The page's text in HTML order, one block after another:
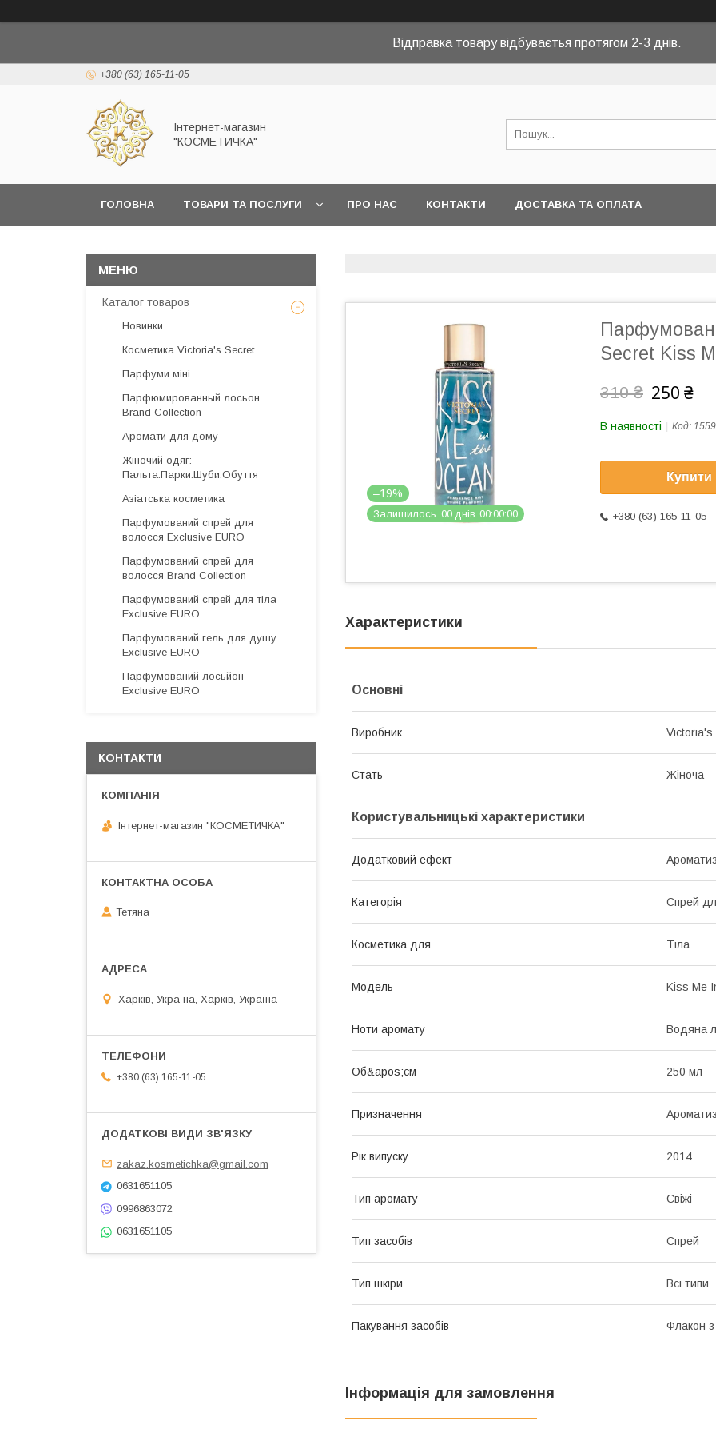
Відправка товару відбуваєтья протягом 2-3 днів.
+380 (63) 165-11-05
Інтернет-магазин
"КОСМЕТИЧКА"
ГОЛОВНА ТОВАРИ ТА ПОСЛУГИ ПРО НАС КОНТАКТИ ДОСТАВКА ТА ОПЛАТА
–19%
Залишилось 00 днів 00 00 00
Secret Kiss
310 ₴ 250 ₴
В наявності Код:
Купити
+380 (63) 165-11-05
Характеристики
Основні
Виробник Victoria's
Стать Жіноча
Користувальницькі характеристики
Додатковий ефект
Категорія Спрей
Косметика для Тіла
Мoдель Kiss Me
Ноти аромату Водяна
Об&apos;єм 250 мл
Призначення
Рік випуску 2014
Тип аромату Свіжі
Тип засобів Спрей
Тип шкіри Всі типи
Пакування засобів Флакон
Інформація для замовлення
Каталог товаров
Новинки
Косметика Victoria's Secret
Парфуми міні
Парфюмированный лосьон
Brand Collection
Аромати для дому
Жіночий одяг:
Пальта.Парки.Шуби.Обуття
Азіатська косметика
Парфумований спрей для
волосся Exclusive EURO
Парфумований спрей для
волосся Brand Collection
Парфумований спрей для тіла
Exclusive EURO
Парфумований гель для душу
Exclusive EURO
Парфумований лосьйон
Exclusive EURO
КОНТАКТИ
Інтернет-магазин "КОСМЕТИЧКА"
Тетяна
Харків, Україна, Харків, Україна
+380 (63) 165-11-05
zakaz.kosmetichka@gmail.com
0631651105
0996863072
0631651105